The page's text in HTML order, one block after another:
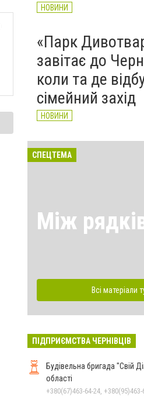
НОВИНИ
«Парк
завітає до
коли та де
сімейний захід
НОВИНИ
СПЕЦТЕМА
Між
Всі матеріали
ПІДПРИЄМСТВА ЧЕРНІВЦІВ
Будівельна бригада "Свій
області
+380(67)463-64-24, +380(95)463-